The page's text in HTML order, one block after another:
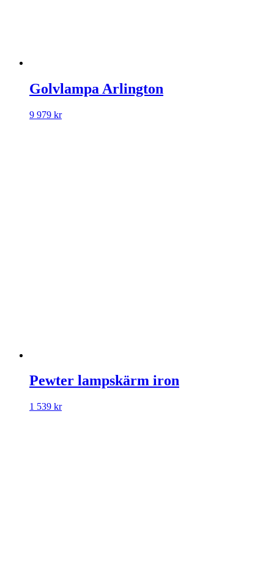
Golvlampa Arlington
9 979 kr
Pewter lampskärm iron
1 539 kr